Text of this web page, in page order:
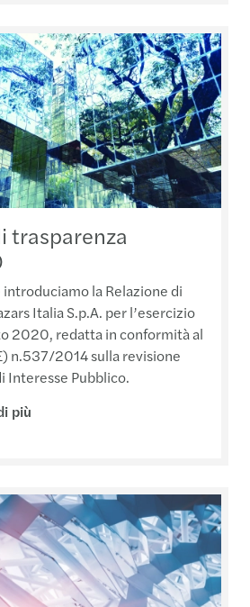
trasparenza
introduciamo la Relazione di
Italia S.p.A. per l’esercizio
2020, redatta in conformità al
n.537/2014 sulla revisione
Interesse Pubblico.
più